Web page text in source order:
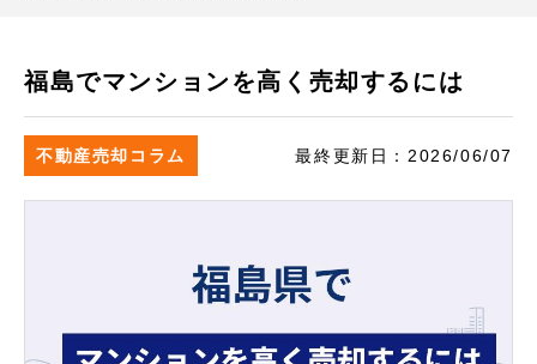
福島でマンションを高く売却するには
不動産売却コラム 最終更新日： 2026/06/07